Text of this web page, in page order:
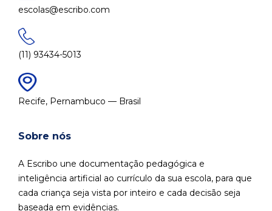
escolas@escribo.com
(11) 93434-5013
Recife, Pernambuco — Brasil
Sobre nós
A Escribo une documentação pedagógica e
inteligência artificial ao currículo da sua escola, para que
cada criança seja vista por inteiro e cada decisão seja
baseada em evidências.